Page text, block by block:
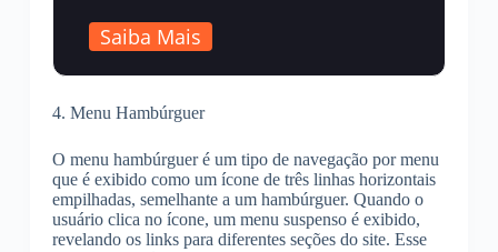
Saiba Mais
4. Menu Hambúrguer
O menu hambúrguer é um tipo de navegação por menu
que é exibido como um ícone de três linhas horizontais
empilhadas, semelhante a um hambúrguer. Quando o
usuário clica no ícone, um menu suspenso é exibido,
revelando os links para diferentes seções do site. Esse